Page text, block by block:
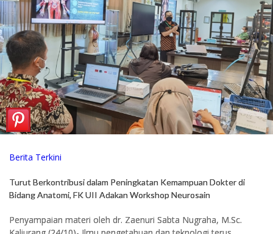
Berita Terkini
Turut Berkontribusi dalam Peningkatan Kemampuan Dokter di
Bidang Anatomi, FK UII Adakan Workshop Neurosain
Penyampaian materi oleh dr. Zaenuri Sabta Nugraha, M.Sc.